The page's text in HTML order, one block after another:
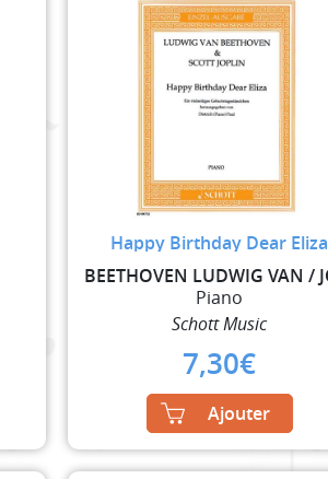
Happy Birthday Dear Eliza
Piano
Schott Music
7,30€
Ajouter